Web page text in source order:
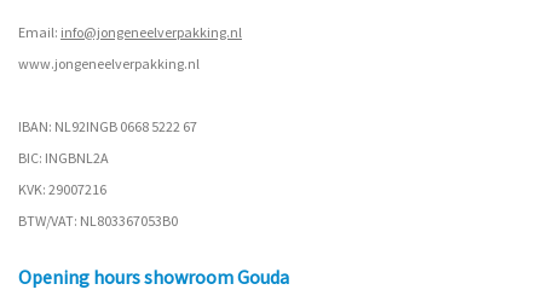
Email: info@jongeneelverpakking.nl
www.jongeneelverpakking.nl
IBAN: NL92INGB 0668 5222 67
BIC: INGBNL2A
KVK: 29007216
BTW/VAT: NL803367053B0
Opening hours showroom Gouda